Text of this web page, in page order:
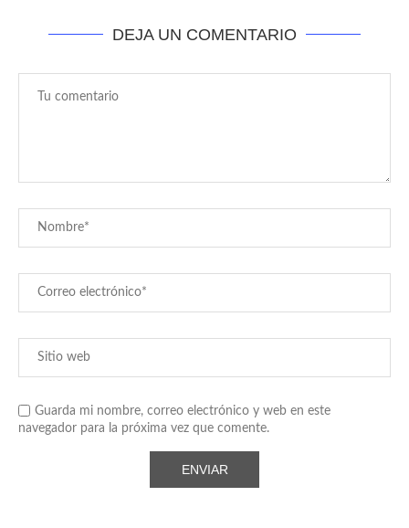
DEJA UN COMENTARIO
Guarda mi nombre, correo electrónico y web en este
navegador para la próxima vez que comente.